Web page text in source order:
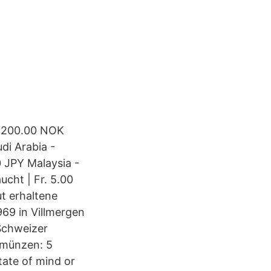
NOK
Arabia -
Malaysia -
| Fr. 5.00
erhaltene
in Villmergen
5
of mind or